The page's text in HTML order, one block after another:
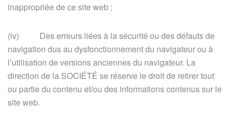
inappropriée de ce site web ;
(iv) Des erreurs liées à la sécurité ou des défauts de
navigation dus au dysfonctionnement du navigateur ou à
l’utilisation de versions anciennes du navigateur. La
direction de la SOCIÉTÉ se réserve le droit de retirer tout
ou partie du contenu et/ou des informations contenus sur le
site web.